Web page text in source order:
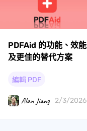
PDFAid 的功能、效能
及更佳的替代方案
編輯 PDF
Alan Jiang 2/3/2026